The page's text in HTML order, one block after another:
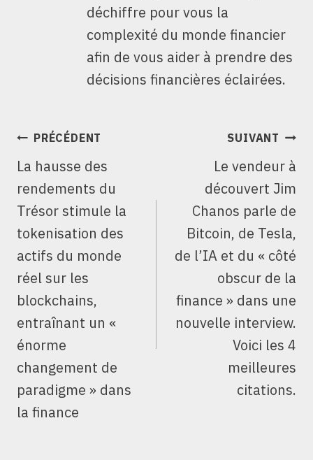
déchiffre pour vous la
complexité du monde financier
afin de vous aider à prendre des
décisions financières éclairées.
NAVIGATION
L’ARTICLE
PRÉCÉDENT
La hausse des
rendements du
Trésor stimule la
tokenisation des
actifs du monde
réel sur les
blockchains,
entraînant un «
énorme
changement de
paradigme » dans
la finance
SUIVANT
Le vendeur à
découvert Jim
Chanos parle de
Bitcoin, de Tesla,
de l’IA et du « côté
obscur de la
finance » dans une
nouvelle interview.
Voici les 4
meilleures
citations.